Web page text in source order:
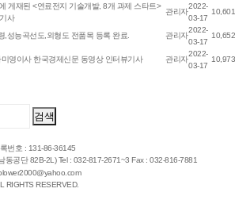
게재된 <연료전지 기술개발, 8개 과제 스타트>
사
관리자
2022-
03-17
10,601
,성능곡선도,외형도 전품목 등록 완료. 관리자
2022-
03-17
10,652
영이사 한국경제신문 동영상 인터뷰기사 관리자
2022-
03-17
10,973
번호 : 131-86-36145
동공단 82B-2L) Tel : 032-817-2671~3 Fax : 032-816-7881
RIGHTS RESERVED.